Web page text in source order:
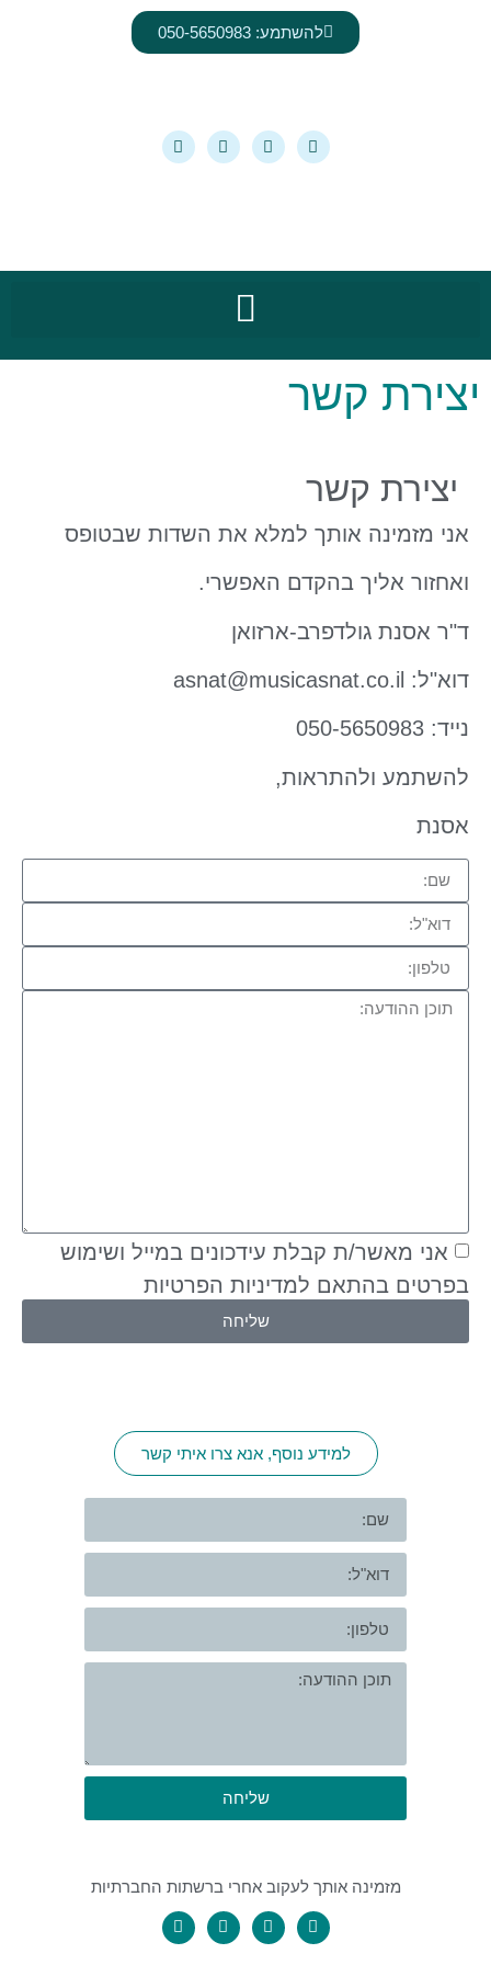
להשתמע: 050-5650983
יצירת קשר
יצירת קשר
אני מזמינה אותך למלא את השדות שבטופס
ואחזור אליך בהקדם האפשרי.
ד"ר אסנת גולדפרב-ארזואן
דוא"ל: asnat@musicasnat.co.il
נייד: 050-5650983
להשתמע ולהתראות,
אסנת
אני מאשר/ת קבלת עידכונים במייל ושימוש
בפרטים בהתאם למדיניות הפרטיות
שליחה
למידע נוסף, אנא צרו איתי קשר
שליחה
מזמינה אותך לעקוב אחרי ברשתות החברתיות